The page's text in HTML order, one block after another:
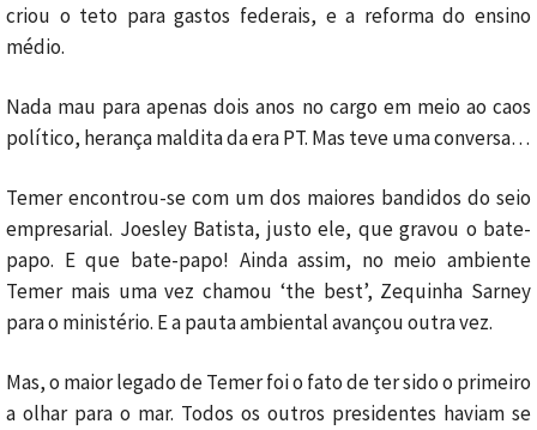
criou o teto para gastos federais, e a reforma do ensino
médio.
Nada mau para apenas dois anos no cargo em meio ao caos
político, herança maldita da era PT. Mas teve uma conversa…
Temer encontrou-se com um dos maiores bandidos do seio
empresarial. Joesley Batista, justo ele, que gravou o bate-
papo. E que bate-papo! Ainda assim, no meio ambiente
Temer mais uma vez chamou ‘the best’, Zequinha Sarney
para o ministério. E a pauta ambiental avançou outra vez.
Mas, o maior legado de Temer foi o fato de ter sido o primeiro
a olhar para o mar. Todos os outros presidentes haviam se